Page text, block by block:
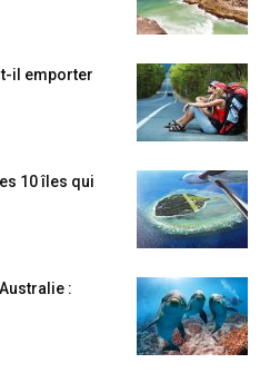
il emporter
10 îles qui
: